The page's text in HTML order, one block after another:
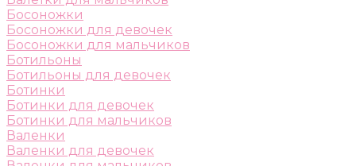
Босоножки
Босоножки для девочек
Босоножки для мальчиков
Ботильоны
Ботильоны для девочек
Ботинки
Ботинки для девочек
Ботинки для мальчиков
Валенки
Валенки для девочек